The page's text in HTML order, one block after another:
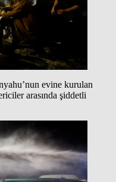
evine kurulan
arasında şiddetli